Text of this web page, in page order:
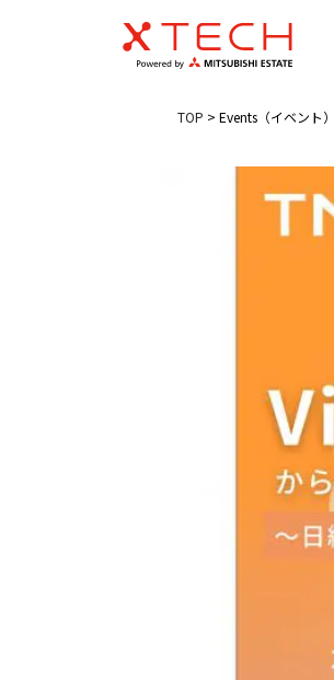
TOP > Events（イベント）